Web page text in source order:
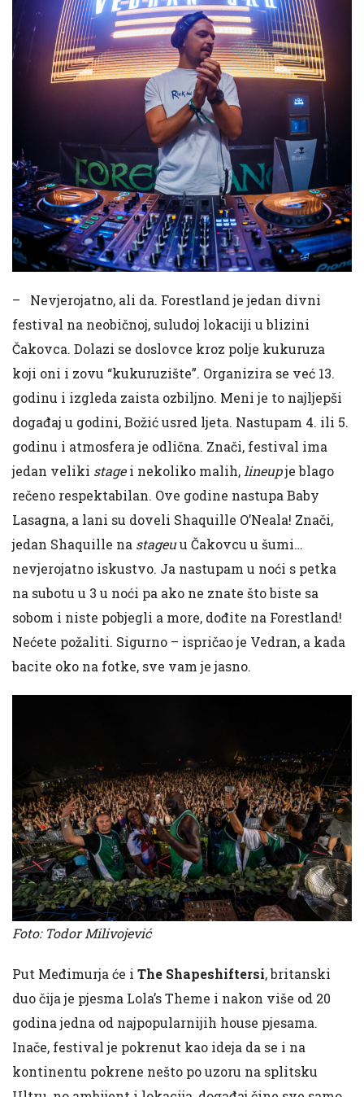
– Nevjerojatno, ali da. Forestland je jedan divni
festival na neobičnoj, suludoj lokaciji u blizini
Čakovca. Dolazi se doslovce kroz polje kukuruza
koji oni i zovu “kukuruzište”. Organizira se već 13.
godinu i izgleda zaista ozbiljno. Meni je to najljepši
događaj u godini, Božić usred ljeta. Nastupam 4. ili 5.
godinu i atmosfera je odlična. Znači, festival ima
jedan veliki stagei nekoliko malih, lineupje blago
rečeno respektabilan. Ove godine nastupa Baby
Lasagna, a lani su doveli Shaquille O’Neala! Znači,
jedan Shaquille na stageuu Čakovcu u šumi…
nevjerojatno iskustvo. Ja nastupam u noći s petka
na subotu u 3 u noći pa ako ne znate što biste sa
sobom i niste pobjegli a more, dođite na Forestland!
Nećete požaliti. Sigurno – ispričao je Vedran, a kada
bacite oko na fotke, sve vam je jasno.
Foto: Todor Milivojević
Put Međimurja će i The Shapeshiftersi, britanski
duo čija je pjesma Lola’s Theme i nakon više od 20
godina jedna od najpopularnijih house pjesama.
Inače, festival je pokrenut kao ideja da se i na
kontinentu pokrene nešto po uzoru na splitsku